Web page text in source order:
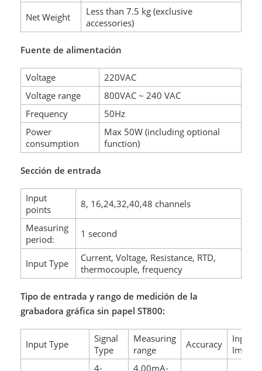
Net Weight
Less than 7.5 kg (exclusive
accessories)
Fuente de alimentación
Voltage
220VAC
Voltage range
800VAC ~ 240 VAC
Frequency
50Hz
Power
consumption
Max 50W (including optional
function)
Sección de entrada
Input
points
8, 16,24,32,40,48 channels
Measuring
period:
1 second
Input Type
Current, Voltage, Resistance, RTD,
thermocouple, frequency
Tipo de entrada y rango de medición de la
grabadora gráfica sin papel ST800:
Input Type
Signal
Type
Measuring
range
Accuracy
Input
4-
4.00mA-